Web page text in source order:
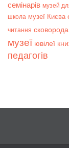
семінарів музей
школа музеї Києва
читання
музеї ювілеї
педагогів